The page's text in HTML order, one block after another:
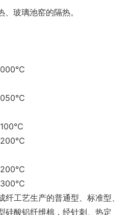
玻璃池窑的隔热。
工艺生产的普通型、标准型、
硅酸铝纤维棉，经针刺、热定